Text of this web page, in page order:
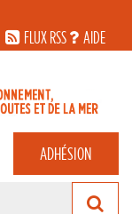
FLUX RSS
AIDE
ADHÉSION